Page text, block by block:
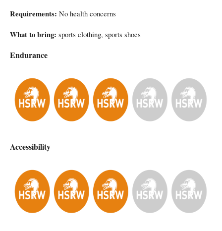
Requirements: No health concerns
What to bring: sports clothing, sports shoes
Endurance
Accessibility